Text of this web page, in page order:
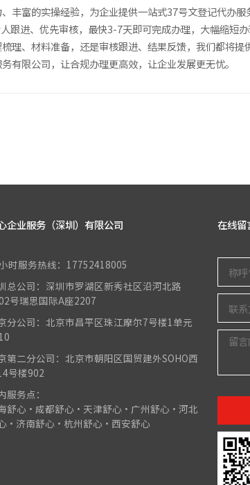
富的实操经验，为企业提供一站式37号文登记代办服
进、优先审核，最快3-7天即可完成办理，大幅缩短
、材料准备，还是审核跟进、结果反馈，我们都将提
限公司，让合规办理更高效，让企业发展更无忧。
企业服务（深圳）有限公司
时服务热线：17752418005
总公司：深圳市罗湖区新秀社区沿河北路
号瑞思国际A座2207
分公司：北京市昌平区珠江摩尔7号楼1单元
第二分公司：北京市朝阳区国贸建外SOHO西
号楼902
服务点：
舒心•成都舒心•天津舒心•广州舒心•河北
•济南舒心•杭州舒心•西安舒心
在线留